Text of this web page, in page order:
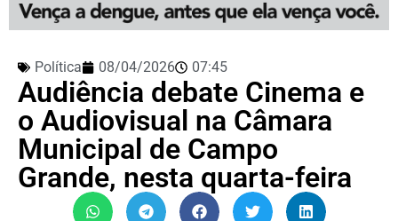
Política 08/04/2026 07:45
Audiência debate Cinema e
o Audiovisual na Câmara
Municipal de Campo
Grande, nesta quarta-feira